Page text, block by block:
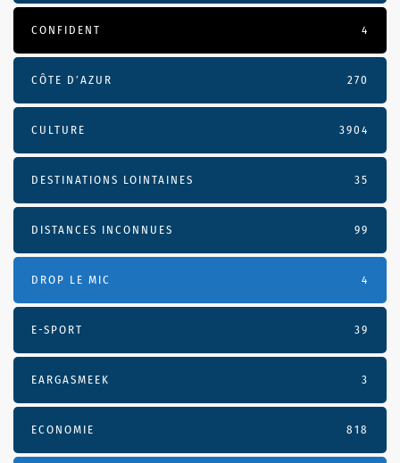
CONFIDENT 4
CÔTE D’AZUR 270
CULTURE 3904
DESTINATIONS LOINTAINES 35
DISTANCES INCONNUES 99
DROP LE MIC 4
E-SPORT 39
EARGASMEEK 3
ECONOMIE 818